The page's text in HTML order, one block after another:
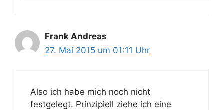
Frank Andreas
27. Mai 2015 um 01:11 Uhr
Also ich habe mich noch nicht
festgelegt. Prinzipiell ziehe ich eine